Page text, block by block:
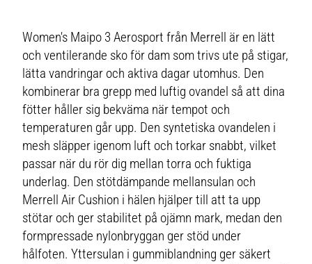
Women's Maipo 3 Aerosport från Merrell är en lätt
och ventilerande sko för dam som trivs ute på stigar,
lätta vandringar och aktiva dagar utomhus. Den
kombinerar bra grepp med luftig ovandel så att dina
fötter håller sig bekväma när tempot och
temperaturen går upp. Den syntetiska ovandelen i
mesh släpper igenom luft och torkar snabbt, vilket
passar när du rör dig mellan torra och fuktiga
underlag. Den stötdämpande mellansulan och
Merrell Air Cushion i hälen hjälper till att ta upp
stötar och ger stabilitet på ojämn mark, medan den
formpressade nylonbryggan ger stöd under
hålfoten. Yttersulan i gummiblandning ger säkert